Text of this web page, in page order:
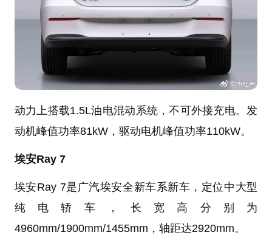
动力上搭载1.5L油电混动系统，不可外接充电。发
动机峰值功率81kW，驱动电机峰值功率110kW。
埃安Ray 7
埃安Ray 7是广汽埃安全新车系新车，定位中大型
纯电轿车，长宽高分别为
4960mm/1900mm/1455mm，轴距达2920mm。